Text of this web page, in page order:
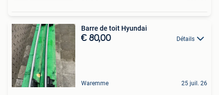
Barre de toit Hyundai
€ 80,00 Détails
Waremme 25 juil. 26